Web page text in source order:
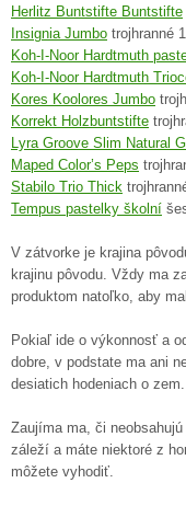
Herlitz Buntstifte Buntstifte
Insignia Jumbo trojhranné
Koh-I-Noor Hardtmuth
Koh-I-Noor Hardtmuth
Kores Koolores Jumbo
Korrekt Holzbuntstifte
Lyra Groove Slim Natural
Maped Color’s Peps
Stabilo Trio Thick
Tempus pastelky školní
V zátvorke je krajina
krajinu pôvodu. Vždy ma
produktom natoľko, aby
Pokiaľ ide o výkonnosť a
dobre, v podstate ma ani
desiatich hodeniach o
Zaujíma ma, či
záleží a máte niektoré z
môžete vyhodiť.